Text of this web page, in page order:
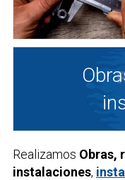
Realizamos Obras,
instalaciones,